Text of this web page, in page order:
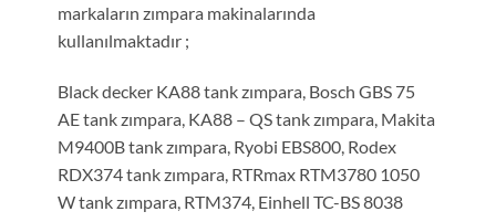
markaların zımpara makinalarında
kullanılmaktadır ;
Black decker KA88 tank zımpara, Bosch GBS 75
AE tank zımpara, KA88 – QS tank zımpara, Makita
M9400B tank zımpara, Ryobi EBS800, Rodex
RDX374 tank zımpara, RTRmax RTM3780 1050
W tank zımpara, RTM374, Einhell TC-BS 8038